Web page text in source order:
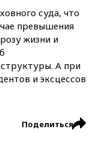
суда, что
превышения
жизни и
А при
и эксцессов
Поделиться